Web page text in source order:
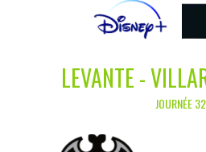
LEVANTE -
JOURNÉE 32